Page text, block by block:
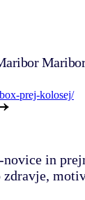
Maribor
prej-kolosej/
novice in